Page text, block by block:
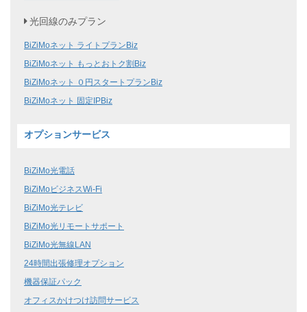
光回線のみプラン
BiZiMoネット ライトプランBiz
BiZiMoネット もっとおトク割Biz
BiZiMoネット ０円スタートプランBiz
BiZiMoネット 固定IPBiz
オプションサービス
BiZiMo光電話
BiZiMoビジネスWi-Fi
BiZiMo光テレビ
BiZiMo光リモートサポート
BiZiMo光無線LAN
24時間出張修理オプション
機器保証パック
オフィスかけつけ訪問サービス